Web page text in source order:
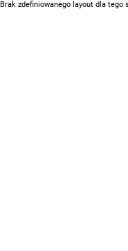
Brak zdefiniowanego layout dla tego